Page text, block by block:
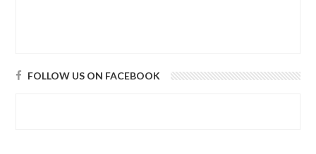
FOLLOW US ON FACEBOOK